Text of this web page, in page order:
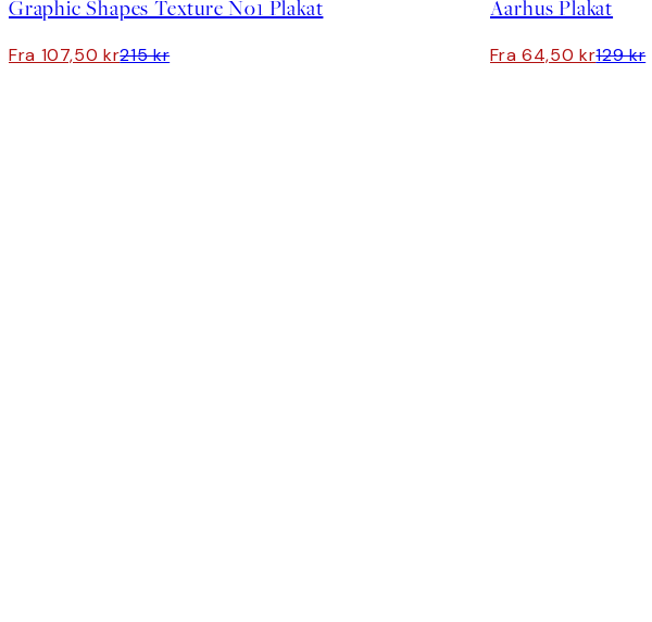
Graphic Shapes Texture No1 Plakat
Fra 107,50 kr215 kr
Aarhus Plakat
Fra 64,50 kr129 kr